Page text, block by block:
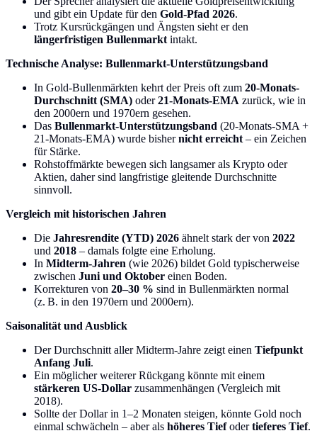
und gibt ein Update für den Gold-Pfad 2026.
Trotz Kursrückgängen und Ängsten sieht er den
längerfristigen Bullenmarkt intakt.
Technische Analyse: Bullenmarkt-Unterstützungsband
In Gold-Bullenmärkten kehrt der Preis oft zum 20-Monats-
Durchschnitt (SMA) oder21-Monats-EMA zurück, wie in
den 2000ern und 1970ern gesehen.
Das Bullenmarkt-Unterstützungsband (20-Monats-SMA +
21-Monats-EMA) wurde bishernicht erreicht – ein Zeichen
für Stärke.
Rohstoffmärkte bewegen sich langsamer als Krypto oder
Aktien, daher sind langfristige gleitende Durchschnitte
sinnvoll.
Vergleich mit historischen Jahren
Die Jahresrendite (YTD) 2026 ähnelt stark der von 2022
und 2018 – damals folgte eine Erholung.
In Midterm-Jahren (wie 2026) bildet Gold typischerweise
zwischen Juni und Oktober einen Boden.
Korrekturen von 20–30 % sind in Bullenmärkten normal
(z. B. in den 1970ern und 2000ern).
Saisonalität und Ausblick
Der Durchschnitt aller Midterm-Jahre zeigt einen Tiefpunkt
Anfang Juli.
Ein möglicher weiterer Rückgang könnte mit einem
stärkeren US-Dollar zusammenhängen (Vergleich mit
2018).
Sollte der Dollar in 1–2 Monaten steigen, könnte Gold noch
einmal schwächeln – aber als höheres Tiefodertieferes Tief.